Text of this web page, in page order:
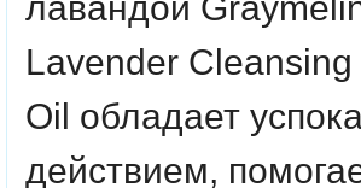
Lavender Cleansing
Oil обладает
действием,